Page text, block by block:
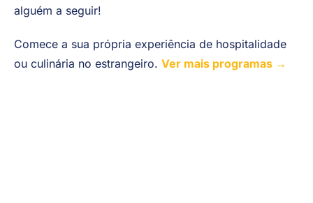
alguém a seguir!
Comece a sua própria experiência de hospitalidade
ou culinária no estrangeiro. Ver mais programas →